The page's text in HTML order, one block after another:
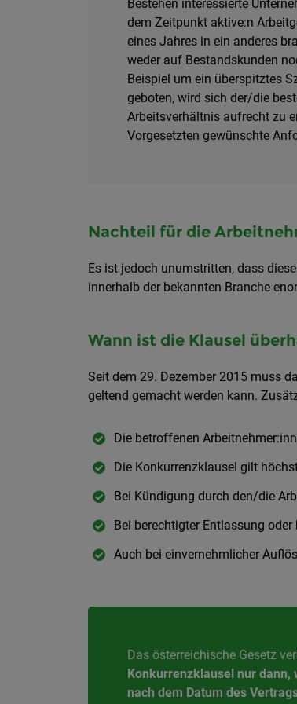
Bestehen interessierte
dem Zeitpunkt aktive:n
eines Jahres in ein anderes
weder auf Bestandskunden
Beispiel um ein überspitztes
geboten, wird sich der/die
Arbeitsverhältnis aufrecht zu
Vorgesetzten gewünschte
Nachteil für die
Es ist jedoch unumstritten, dass
innerhalb der bekannten Branche
Wann ist die Klausel
Seit dem 29. Dezember 2015 muss
geltend gemacht werden kann.
Die betroffenen
Die Konkurrenzklausel gilt
Bei Kündigung durch den/die
Bei berechtigter Entlassung
Auch bei einvernehmlicher
Das österreichische Gesetz
Konkurrenzklausel nur dann,
nach dem Datum des